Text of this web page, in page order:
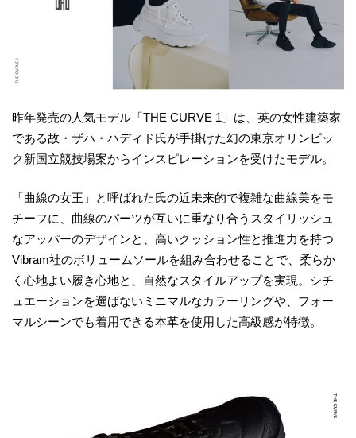
昨年発売の人気モデル「THE CURVE 1」は、英の女性建築家
である故・ザハ・ハディド氏が手掛けた幻の東京オリンピッ
ク新国立競技場案からインスピレーションを受けたモデル。
「曲線の女王」と呼ばれた氏の近未来的で複雑な曲線美をモ
チーフに、曲線のパーツが互いに重なり合うスタイリッシュ
なアッパーのデザインと、高いクッション性と推進力を持つ
Vibram社のボリュームソールを組み合わせることで、柔らか
く心地よい履き心地と、自然なスタイルアップを実現。シチ
ュエーションを選ばないミニマルなカラーリングや、フォー
マルシーンでも着用できる本革を使用した高級感が特徴。